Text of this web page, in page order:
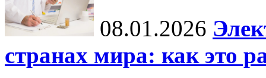
08.01.2026
странах мира: как это